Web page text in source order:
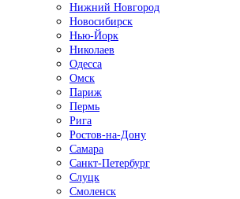
Нижний Новгород
Новосибирск
Нью-Йорк
Николаев
Одесса
Омск
Париж
Пермь
Рига
Ростов-на-Дону
Самара
Санкт-Петербург
Слуцк
Смоленск